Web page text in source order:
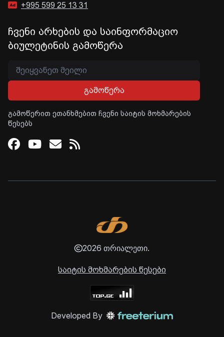
+995 599 25 13 31
ჩვენი არხების და საინფორმაციო
ბიულეტინის გამოწერა
გამოწერა
გამოწერით ეთანხმებით ჩვენი საიტის მოხმარების
წესებს
Facebook
Youtube
Email
RSS
2026 თრიალეთი.
საიტის მოხმარების წესები
Developed By